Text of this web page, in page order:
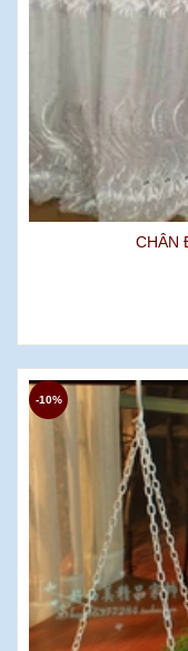
CHÂN
-10%